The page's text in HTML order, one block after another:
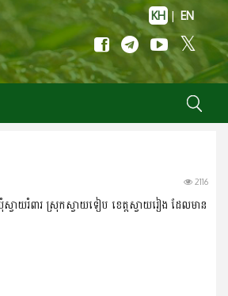
KH | EN
2116
វាយរំពារ ស្រុកស្វាយទៀប ខេត្តស្វាយរៀង ដែលមាន